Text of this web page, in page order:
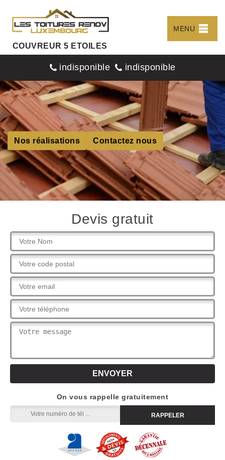
COUVREUR 5 ETOILES
MENU
indisponible indisponible
Nos réalisations Contactez nous
Devis gratuit
On vous rappelle gratuitement